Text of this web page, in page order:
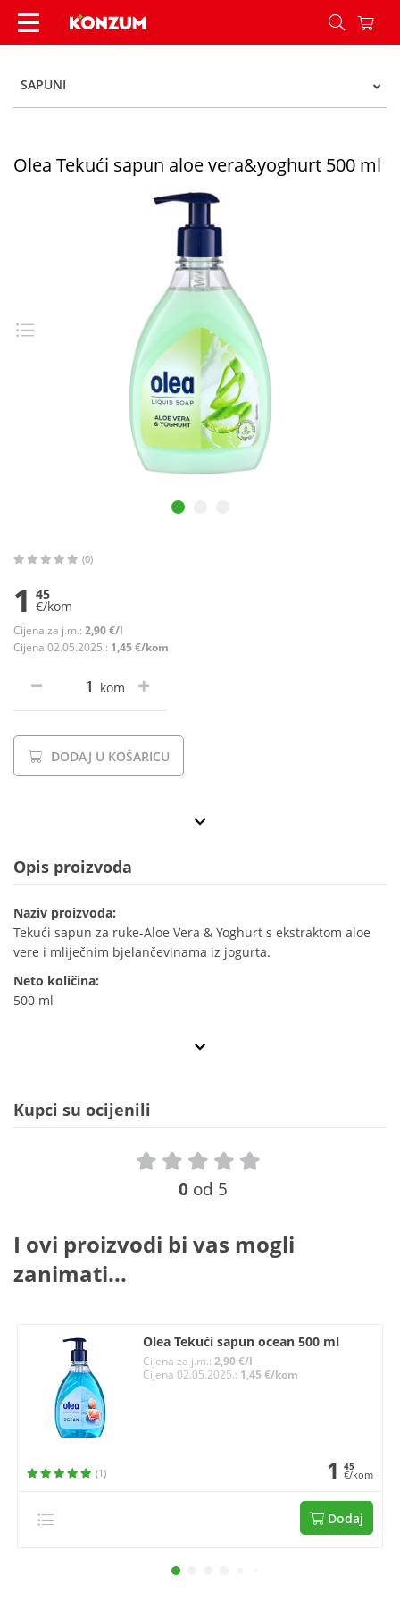
Olea Tekući sapun aloe vera&yoghurt 500 ml -
SAPUNI
Olea Tekući sapun aloe vera&yoghurt 500 ml
(0)
1 45
€/kom
Cijena za j.m.: 2,90 €/l
Cijena 02.05.2025.: 1,45 €/kom
kom
DODAJ U KOŠARICU
Opis proizvoda
Naziv proizvoda:
Tekući sapun za ruke-Aloe Vera & Yoghurt s ekstraktom aloe
vere i mliječnim bjelančevinama iz jogurta.
Neto količina:
500 ml
Kupci su ocijenili
0 od 5
I ovi proizvodi bi vas mogli
zanimati...
Olea Tekući sapun ocean 500 ml
Cijena za j.m.:2,90 €/l
Cijena 02.05.2025.: 1,45 €/kom
(1) 1 45
€/kom
Dodaj